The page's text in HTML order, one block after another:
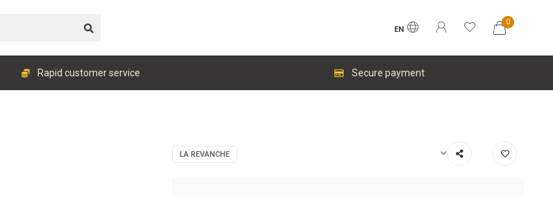
EN
0
Rapid customer service Secure payment
LA REVANCHE